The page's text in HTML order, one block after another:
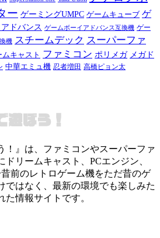
ー ゲーミングUMPC ゲームキューブ ゲ
ドバンス ゲームボーイアドバンス互換機 ゲー
機 スチームデック スーパーファ
ムキャスト ファミコン ポリメガ メガド
中華エミュ機 忍者増田 高橋ピョン太
！』は、ファミコンやスーパーファ
ドリームキャスト、PCエンジン、
昔前のレトロゲーム機をただ昔のゲ
ではなく、最新の環境でも楽しみた
情報サイトです。